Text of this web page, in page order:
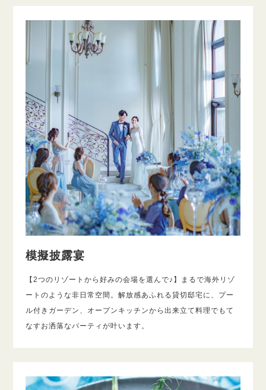
模擬披露宴
【2つのリゾートから好みの会場を選んで♪】まるで海外リゾ
ートのような非日常空間。解放感あふれる貸切邸宅に、プー
ル付きガーデン、オープンキッチンから出来立て料理でもて
なすお洒落なパーティが叶います。